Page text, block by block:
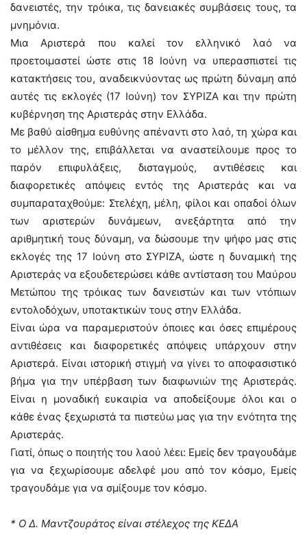
δανειστές, την τρόικα, τις δανειακές συμβάσεις τους, τα
μνημόνια.
Μια Αριστερά που καλεί τον ελληνικό λαό να
προετοιμαστεί ώστε στις 18 Ιούνη να υπερασπιστεί τις
κατακτήσεις του, αναδεικνύοντας ως πρώτη δύναμη από
αυτές τις εκλογές (17 Ιούνη) τον ΣΥΡΙΖΑ και την πρώτη
κυβέρνηση της Αριστεράς στην Ελλάδα.
Με βαθύ αίσθημα ευθύνης απέναντι στο λαό, τη χώρα και
το μέλλον της, επιβάλλεται να αναστείλουμε προς το
παρόν επιφυλάξεις, δισταγμούς, αντιθέσεις και
διαφορετικές απόψεις εντός της Αριστεράς και να
συμπαραταχθούμε: Στελέχη, μέλη, φίλοι και οπαδοί όλων
των αριστερών δυνάμεων, ανεξάρτητα από την
αριθμητική τους δύναμη, να δώσουμε την ψήφο μας στις
εκλογές της 17 Ιούνη στο ΣΥΡΙΖΑ, ώστε η δυναμική της
Αριστεράς να εξουδετερώσει κάθε αντίσταση του Μαύρου
Μετώπου της τρόικας των δανειστών και των ντόπιων
εντολοδόχων, υποτακτικών τους στην Ελλάδα.
Είναι ώρα να παραμεριστούν όποιες και όσες επιμέρους
αντιθέσεις και διαφορετικές απόψεις υπάρχουν στην
Αριστερά. Είναι ιστορική στιγμή να γίνει το αποφασιστικό
βήμα για την υπέρβαση των διαφωνιών της Αριστεράς.
Είναι η μοναδική ευκαιρία να αποδείξουμε όλοι και ο
κάθε ένας ξεχωριστά τα πιστεύω μας για την ενότητα της
Αριστεράς.
Γιατί, όπως ο ποιητής του λαού λέει: Εμείς δεν τραγουδάμε
για να ξεχωρίσουμε αδελφέ μου από τον κόσμο, Εμείς
τραγουδάμε για να σμίξουμε τον κόσμο.
* Ο Δ. Μαντζουράτος είναι στέλεχος της ΚΕΔΑ